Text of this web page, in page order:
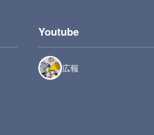
Youtube
広報